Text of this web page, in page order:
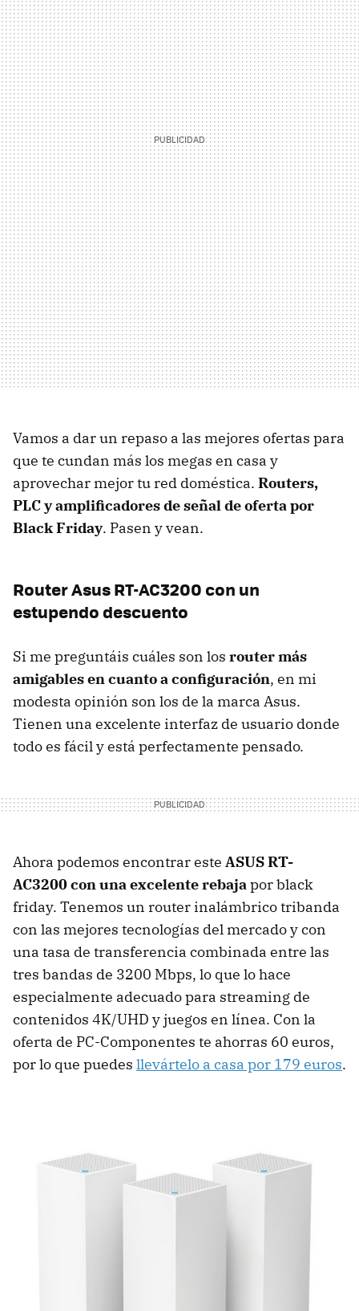
Vamos a dar un repaso a las mejores ofertas para
que te cundan más los megas en casa y
aprovechar mejor tu red doméstica. Routers,
PLC y amplificadores de señal de oferta por
Black Friday. Pasen y vean.
Router Asus RT-AC3200 con un
estupendo descuento
Si me preguntáis cuáles son los router más
amigables en cuanto a configuración, en mi
modesta opinión son los de la marca Asus.
Tienen una excelente interfaz de usuario donde
todo es fácil y está perfectamente pensado.
Ahora podemos encontrar este ASUS RT-
AC3200 con una excelente rebajapor black
friday. Tenemos un router inalámbrico tribanda
con las mejores tecnologías del mercado y con
una tasa de transferencia combinada entre las
tres bandas de 3200 Mbps, lo que lo hace
especialmente adecuado para streaming de
contenidos 4K/UHD y juegos en línea. Con la
oferta de PC-Componentes te ahorras 60 euros,
por lo que puedes llevártelo a casa por 179 euros.